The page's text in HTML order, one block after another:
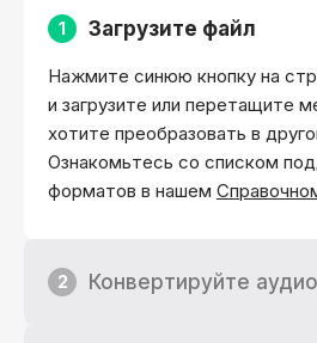
1 Загрузите файл
Нажмите синюю кнопку на
и загрузите или перетащите
хотите преобразовать в
Ознакомьтесь со списком
форматов в нашем
2 Конвертируйте аудио